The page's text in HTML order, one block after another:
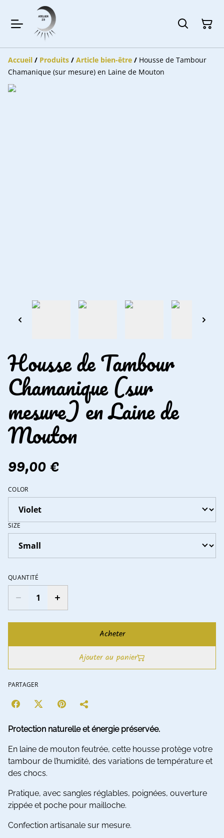
Accueil / Produits / Article bien-être / Housse de Tambour
Chamanique (sur mesure) en Laine de Mouton
Housse de Tambour
Chamanique (sur
mesure) en Laine de
Mouton
99,00 €
COLOR
SIZE
QUANTITÉ
Acheter
Ajouter au panier
PARTAGER
Protection naturelle et énergie préservée.
En laine de mouton feutrée, cette housse protège votre
tambour de l’humidité, des variations de température et
des chocs.
Pratique, avec sangles réglables, poignées, ouverture
zippée et poche pour mailloche.
Confection artisanale sur mesure.